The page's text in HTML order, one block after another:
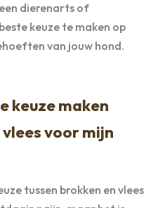
dierenarts of
keuze te maken op
van jouw hond.
keuze maken
voor mijn
tussen brokken en vlees